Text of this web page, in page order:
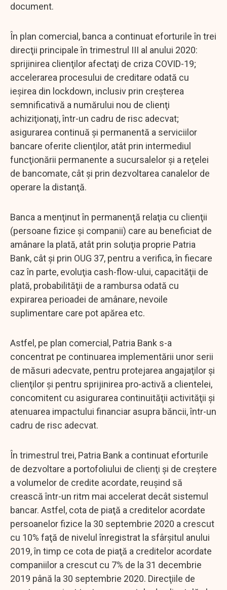
document.
În plan comercial, banca a continuat eforturile în trei
direcţii principale în trimestrul III al anului 2020:
sprijinirea clienţilor afectaţi de criza COVID-19;
accelerarea procesului de creditare odată cu
ieşirea din lockdown, inclusiv prin creşterea
semnificativă a numărului nou de clienţi
achiziţionaţi, într-un cadru de risc adecvat;
asigurarea continuă şi permanentă a serviciilor
bancare oferite clienţilor, atât prin intermediul
funcţionării permanente a sucursalelor şi a reţelei
de bancomate, cât şi prin dezvoltarea canalelor de
operare la distanţă.
Banca a menţinut în permanenţă relaţia cu clienţii
(persoane fizice şi companii) care au beneficiat de
amânare la plată, atât prin soluţia proprie Patria
Bank, cât şi prin OUG 37, pentru a verifica, în fiecare
caz în parte, evoluţia cash-flow-ului, capacităţii de
plată, probabilităţii de a rambursa odată cu
expirarea perioadei de amânare, nevoile
suplimentare care pot apărea etc.
Astfel, pe plan comercial, Patria Bank s-a
concentrat pe continuarea implementării unor serii
de măsuri adecvate, pentru protejarea angajaţilor şi
clienţilor şi pentru sprijinirea pro-activă a clientelei,
concomitent cu asigurarea continuităţii activităţii şi
atenuarea impactului financiar asupra băncii, într-un
cadru de risc adecvat.
În trimestrul trei, Patria Bank a continuat eforturile
de dezvoltare a portofoliului de clienţi şi de creştere
a volumelor de credite acordate, reuşind să
crească într-un ritm mai accelerat decât sistemul
bancar. Astfel, cota de piaţă a creditelor acordate
persoanelor fizice la 30 septembrie 2020 a crescut
cu 10% faţă de nivelul înregistrat la sfârşitul anului
2019, în timp ce cota de piaţă a creditelor acordate
companiilor a crescut cu 7% de la 31 decembrie
2019 până la 30 septembrie 2020. Direcţiile de